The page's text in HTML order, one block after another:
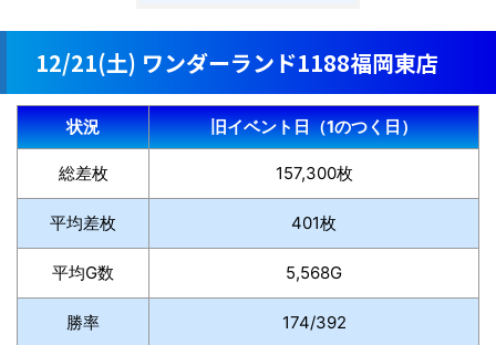
12/21(土) ワンダーランド1188福岡東店
状況 旧イベント日（1のつく日）
総差枚 157,300枚
平均差枚 401枚
平均G数 5,568G
勝率 174/392